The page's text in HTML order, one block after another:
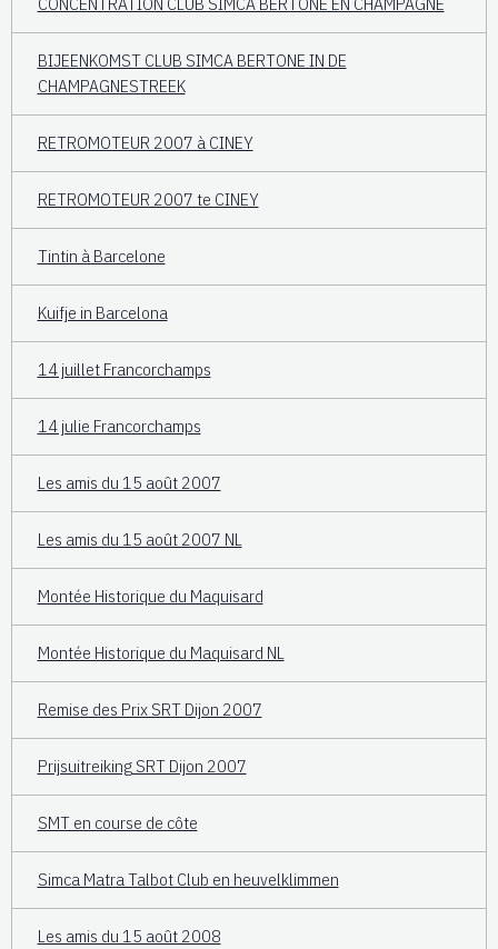
BIJEENKOMST CLUB SIMCA BERTONE IN DE
CHAMPAGNESTREEK
RETROMOTEUR 2007 à CINEY
RETROMOTEUR 2007 te CINEY
Tintin à Barcelone
Kuifje in Barcelona
14 juillet Francorchamps
14 julie Francorchamps
Les amis du 15 août 2007
Les amis du 15 août 2007 NL
Montée Historique du Maquisard
Montée Historique du Maquisard NL
Remise des Prix SRT Dijon 2007
Prijsuitreiking SRT Dijon 2007
SMT en course de côte
Simca Matra Talbot Club en heuvelklimmen
Les amis du 15 août 2008